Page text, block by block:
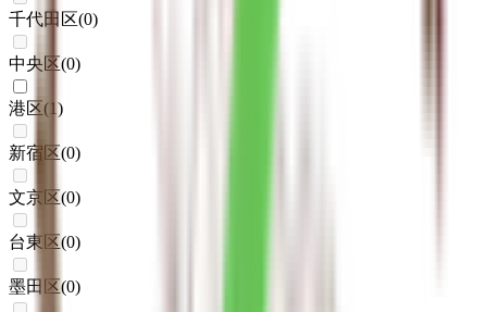
千代田区(0)
中央区(0)
港区(1)
新宿区(0)
文京区(0)
台東区(0)
墨田区(0)